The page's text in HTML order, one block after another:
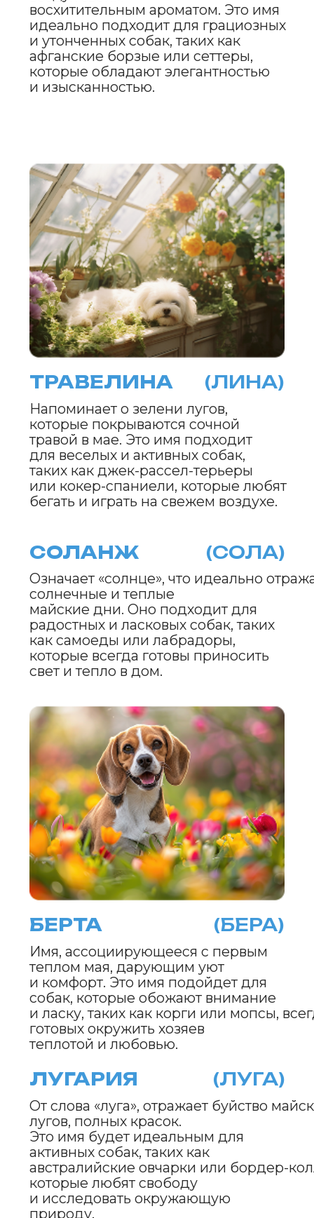
От слова «луга», отражает буйство майских
лугов, полных красок.
Это имя будет идеальным для
активных собак, таких как
австралийские овчарки или бордер-колли,
которые любят свободу
и исследовать окружающую
природу.
МАЙРОН (РОН)
Имя символизирует сам месяц
май, обновление и расцвет
для уверенных и сильных собак,
таких как доберманы
полны энергии и решимости.
СИРЕНУС (РЕН)
Вдохновлено ароматом сирени,
которая наполняет воздух в мае.
Это имя будет идеально для
утонченных собак, таких как
сеттеры или афганские борзые,
ЛУГОВИК (ЛУГ)
Имя, символизирующее майские
луга, полные жизни и ярких красок.
Оно подойдет для энергичных
и свободолюбивых собак, таких
как хаски или австралийские
овчарки, которые любят долгие
прогулки и бег.
ФЛОРИАН (ФЛОР)
Латинское имя, означающее
«цветущий». Оно идеально
подходит для дружелюбных
и элегантных собак, таких как
которые привлекают внимание
ТЕПЛОДАР (ТЕП)
Символизирует тепло и радость,
которые приходит с майским
солнцем. Это имя подойдет для
позитивных и дружелюбных собак,
таких как лабрадоры
или сенбернары, которые дарят
своим хозяевам тепло и уют.